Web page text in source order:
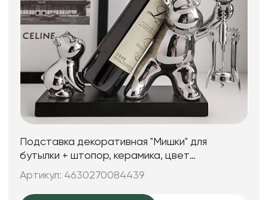
Подставка декоративная "Мишки" для
бутылки + штопор, керамика, цвет
серебряный, 31*12*20 см.
Артикул: 4630270084439